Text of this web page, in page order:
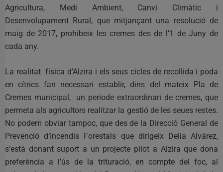
Agricultura, Medi Ambient, Canvi Climàtic i
Desenvolupament Rural, que mitjançant una resolució de
maig de 2017, prohibeix les cremes des de l’1 de Juny de
cada any.
La realitat física d’Alzira i els seus cicles de recollida i poda
en cítrics fan necessari establir, dins del mateix Pla de
Cremes municipal, un període extraordinari de cremes, que
permeta als agricultors realitzar la gestió de les seues restes.
No podem obviar tampoc, que des de la Direcció General de
Prevenció d’Incendis Forestals que dirigeix Delia Alvárez,
s’està donant suport a un projecte pilot a Alzira que dona
preferència a l’ús de la trituració, en compte del foc, al